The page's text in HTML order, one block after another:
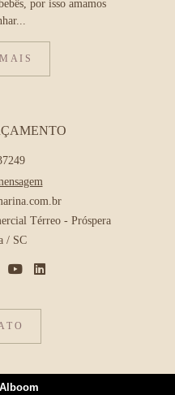
por isso amamos
Térreo - Próspera
/ SC
Alboom